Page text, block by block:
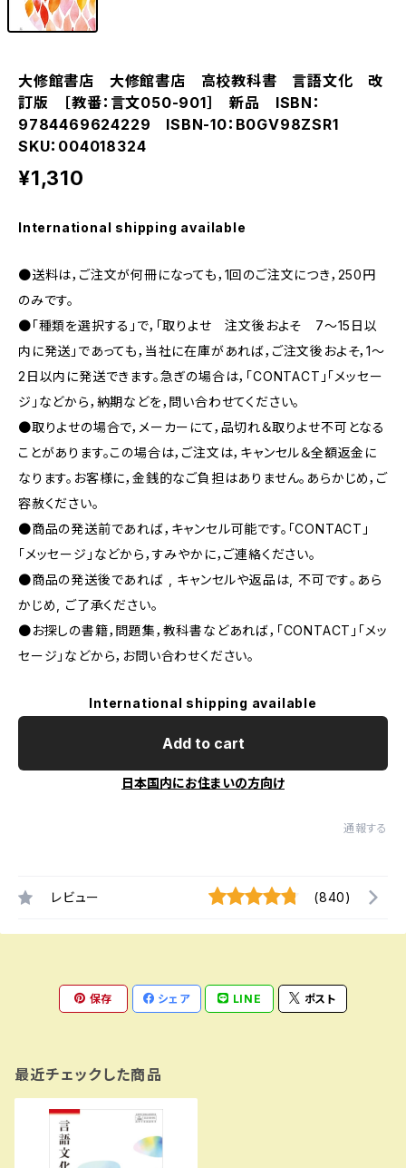
大修館書店 大修館書店 高校教科書 言語文化 改
訂版 ［教番：言文050-901］ 新品 ISBN：
9784469624229 ISBN-10：B0GV98ZSR1
SKU：004018324
¥1,310
International shipping available
●送料は，ご注文が何冊になっても，1回のご注文につき，250円
のみです。
●「種類を選択する」で，「取りよせ 注文後およそ 7〜15日以
内に発送」であっても，当社に在庫があれば，ご注文後およそ，1〜
2日以内に発送できます。急ぎの場合は，「CONTACT」「メッセー
ジ」などから，納期などを，問い合わせてください。
●取りよせの場合で，メーカーにて，品切れ＆取りよせ不可となる
ことがあります。この場合は，ご注文は，キャンセル＆全額返金に
なります。お客様に，金銭的なご負担はありません。あらかじめ，ご
容赦ください。
●商品の発送前であれば，キャンセル可能です。「CONTACT」
「メッセージ」などから，すみやかに，ご連絡ください。
●商品の発送後であれば , キャンセルや返品は, 不可です｡あら
かじめ, ご了承ください｡
●お探しの書籍，問題集，教科書などあれば，「CONTACT」「メッ
セージ」などから，お問い合わせください。
International shipping available
Add to cart
日本国内にお住まいの方向け
通報する
レビュー (840)
保存 シェア LINE ポスト
最近チェックした商品